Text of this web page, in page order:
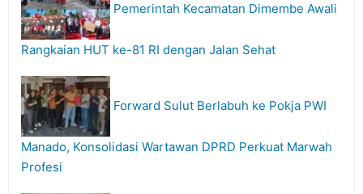
Pemerintah Kecamatan Dimembe Awali
Rangkaian HUT ke-81 RI dengan Jalan Sehat
Forward Sulut Berlabuh ke Pokja PWI
Manado, Konsolidasi Wartawan DPRD Perkuat Marwah
Profesi